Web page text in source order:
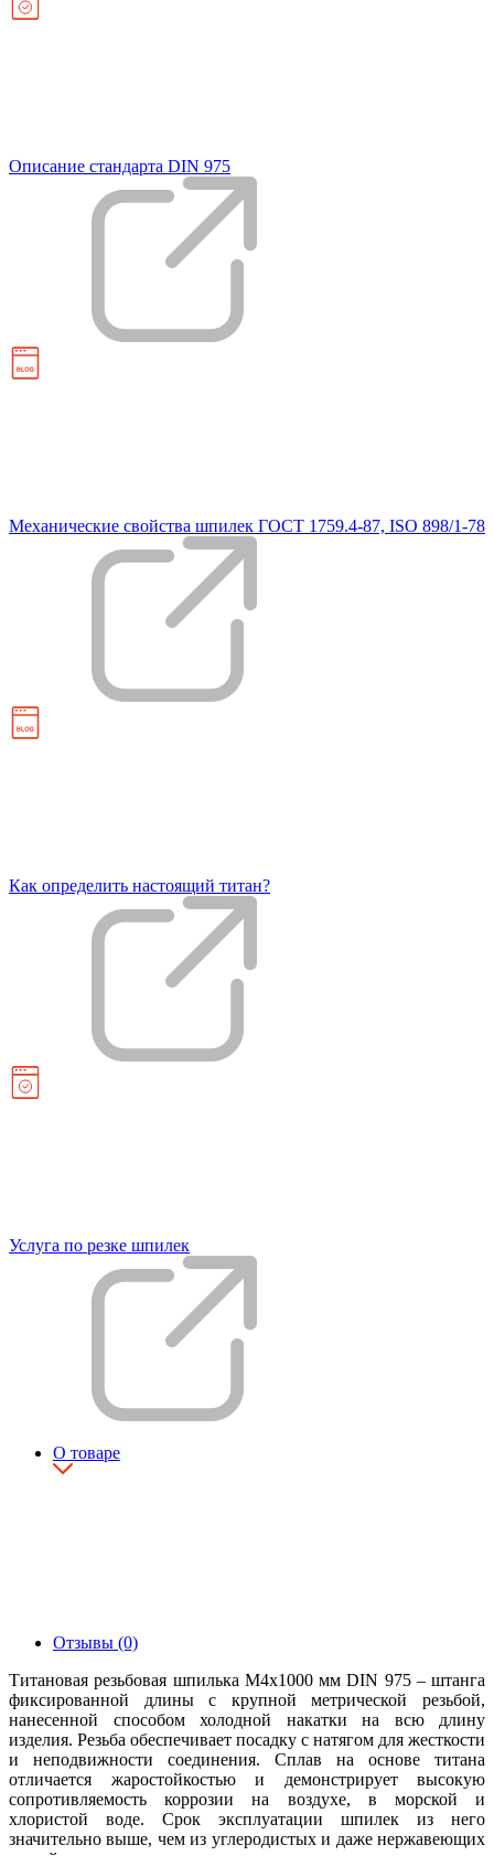
Описание стандарта DIN 975
Механические свойства шпилек ГОСТ 1759.4-87, ISO 898/1-78
Как определить настоящий титан?
Услуга по резке шпилек
О товаре
Отзывы (0)
Титановая резьбовая шпилька М4х1000 мм DIN 975 – штанга
фиксированной длины с крупной метрической резьбой,
нанесенной способом холодной накатки на всю длину
изделия. Резьба обеспечивает посадку с натягом для жесткости
и неподвижности соединения. Сплав на основе титана
отличается жаростойкостью и демонстрирует высокую
сопротивляемость коррозии на воздухе, в морской и
хлористой воде. Срок эксплуатации шпилек из него
значительно выше, чем из углеродистых и даже нержавеющих